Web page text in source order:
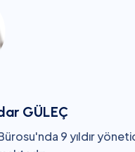
GÜLEÇ
9 yıldır